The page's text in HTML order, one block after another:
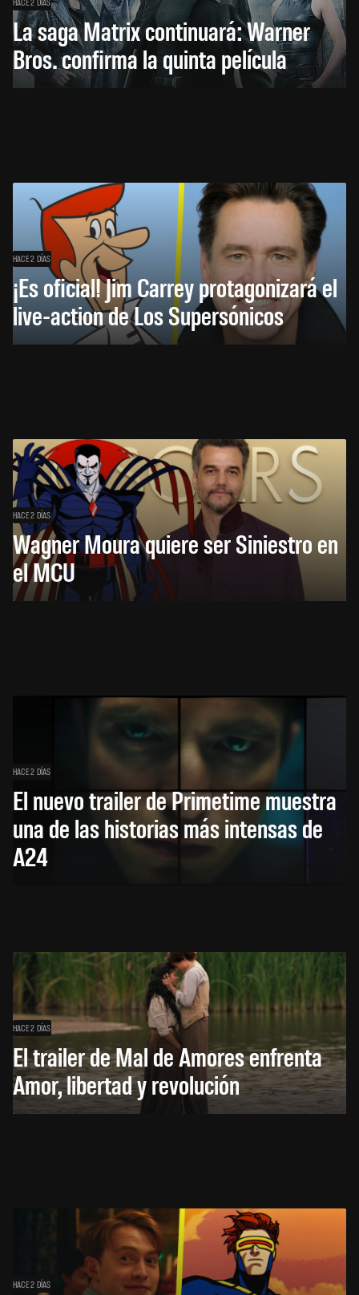
La saga Matrix continuará: Warner
Bros. confirma la quinta película
HACE 2 DÍAS
¡Es oficial! Jim Carrey protagonizará el
live-action de Los Supersónicos
HACE 2 DÍAS
Wagner Moura quiere ser Siniestro en
el MCU
HACE 2 DÍAS
El nuevo trailer de Primetime muestra
una de las historias más intensas de
A24
HACE 2 DÍAS
El trailer de Mal de Amores enfrenta
Amor, libertad y revolución
HACE 2 DÍAS